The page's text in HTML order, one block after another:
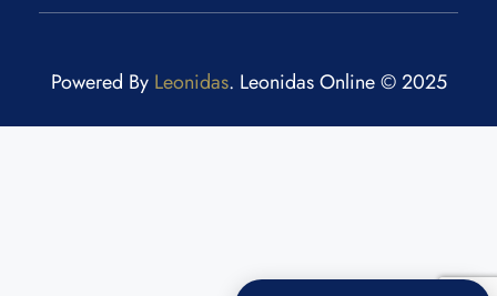
Powered By Leonidas. Leonidas Online © 2025